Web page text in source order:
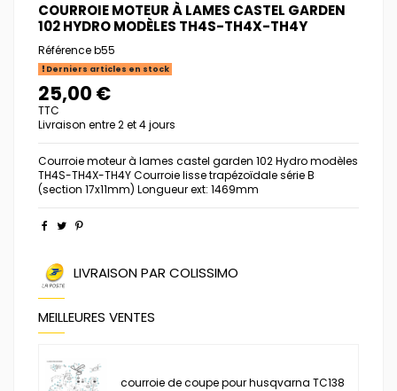
COURROIE MOTEUR À LAMES CASTEL GARDEN
102 HYDRO MODÈLES TH4S-TH4X-TH4Y
Référenceb55
Derniers articles en stock
25,00 €
TTC
Livraison entre 2 et 4 jours
Courroie moteur à lames castel garden 102 Hydro modèles
TH4S-TH4X-TH4Y Courroie lisse trapézoïdale série B
(section 17x11mm) Longueur ext: 1469mm
LIVRAISON PAR COLISSIMO
MEILLEURES VENTES
courroie de coupe pour husqvarna TC138